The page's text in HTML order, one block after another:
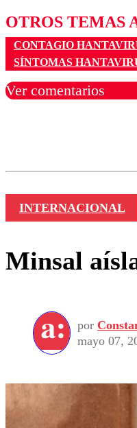
OTROS TEMAS
CONTAGIO
SÍNTOMAS
Ver comentarios
INTERNACIONAL
Minsal
por
mayo 07,